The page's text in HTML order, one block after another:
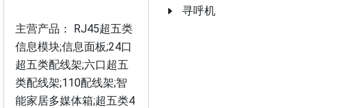
主营产品： RJ45超五类
信息模块;信息面板;24口
超五类配线架;六口超五
类配线架;110配线架;智
能家居多媒体箱;超五类4
寻呼机